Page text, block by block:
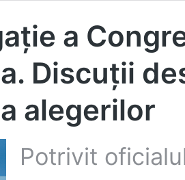
a
Discuții
alegerilor
Potrivit